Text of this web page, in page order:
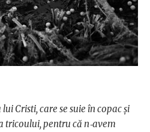
Cristi, care se suie în copac şi
tricoului, pentru că n‑avem